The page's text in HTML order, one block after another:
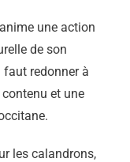
une action
de son
faut redonner à
et une
les calandrons,